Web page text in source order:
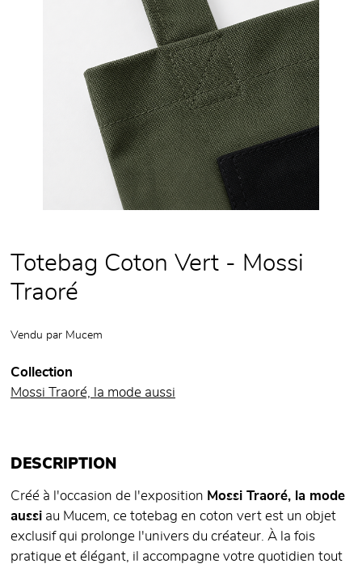
Totebag Coton Vert - Mossi
Traoré
Vendu par Mucem
Collection
Mossi Traoré, la mode aussi
DESCRIPTION
Créé à l'occasion de l'exposition Mossi Traoré, la mode
aussi au Mucem, ce totebag en coton vert est un objet
exclusif qui prolonge l'univers du créateur. À la fois
pratique et élégant, il accompagne votre quotidien tout